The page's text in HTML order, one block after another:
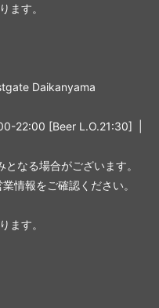
ます。
Daikanyama
22:00 [Beer L.O.21:30] |
なる場合がございます。
情報をご確認ください。
ます。